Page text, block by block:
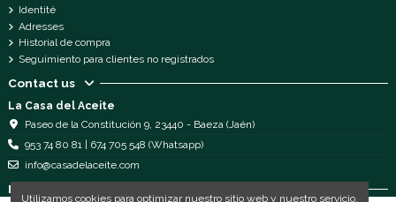
Identité
Adresses
Historial de compra
Seguimiento para clientes no registrados
Contact us
La Casa del Aceite
Paseo de la Constitución 9, 23440 - Baeza (Jaén)
953 74 80 81 | 674 705 548 (Whatsapp)
info@casadelaceite.com
Follow us
Utilizamos cookies para optimizar nuestro sitio web y nuestro servicio.